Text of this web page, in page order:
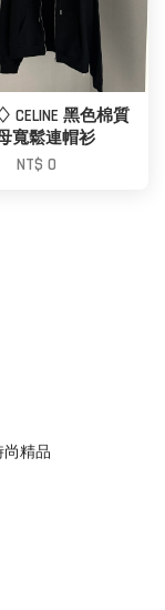
黑色棉質
寬鬆連帽衫
NT$ 0
尚精品